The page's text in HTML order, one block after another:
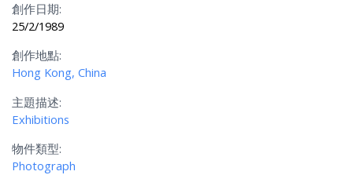
創作日期:
25/2/1989
創作地點:
Hong Kong, China
主題描述:
Exhibitions
物件類型:
Photograph